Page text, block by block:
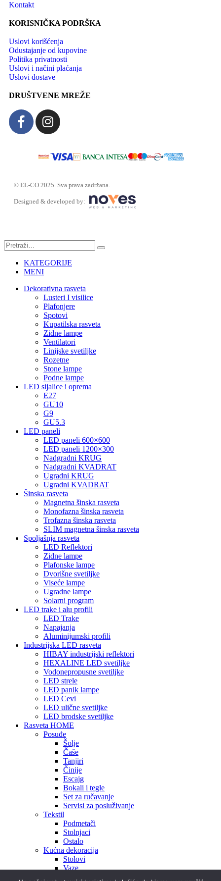
Kontakt
KORISNIČKA PODRŠKA
Uslovi korišćenja
Odustajanje od kupovine
Politika privatnosti
Uslovi i načini plaćanja
Uslovi dostave
DRUŠTVENE MREŽE
© EL-CO 2025. Sva prava zadržana.
Designed & developed by:
KATEGORIJE
MENI
Dekorativna rasveta
Lusteri I visilice
Plafonjere
Spotovi
Kupatilska rasveta
Zidne lampe
Ventilatori
Linijske svetiljke
Rozetne
Stone lampe
Podne lampe
LED sijalice i oprema
E27
GU10
G9
GU5.3
LED paneli
LED paneli 600×600
LED paneli 1200×300
Nadgradni KRUG
Nadgradni KVADRAT
Ugradni KRUG
Ugradni KVADRAT
Šinska rasveta
Magnetna šinska rasveta
Monofazna šinska rasveta
Trofazna šinska rasveta
SLIM magnetna šinska rasveta
Spoljašnja rasveta
LED Reflektori
Zidne lampe
Plafonske lampe
Dvorišne svetiljke
Viseće lampe
Ugradne lampe
Solarni program
LED trake i alu profili
LED Trake
Napajanja
Aluminijumski profili
Industrijska LED rasveta
HIBAY industrijski reflektori
HEXALINE LED svetiljke
Vodonepropusne svetiljke
LED strele
LED panik lampe
LED Cevi
LED ulične svetiljke
LED brodske svetiljke
Rasveta HOME
Posuđe
Šolje
Čaše
Tanjiri
Činije
Escajg
Bokali i tegle
Set za ručavanje
Servisi za posluživanje
Tekstil
Podmetači
Stolnjaci
Ostalo
Kućna dekoracija
Stolovi
Vaze